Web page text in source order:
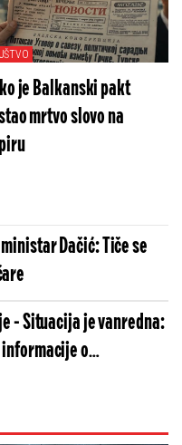
je Balkanski pakt
mrtvo slovo na
Dačić: Tiče se
- Situacija je vanredna:
o